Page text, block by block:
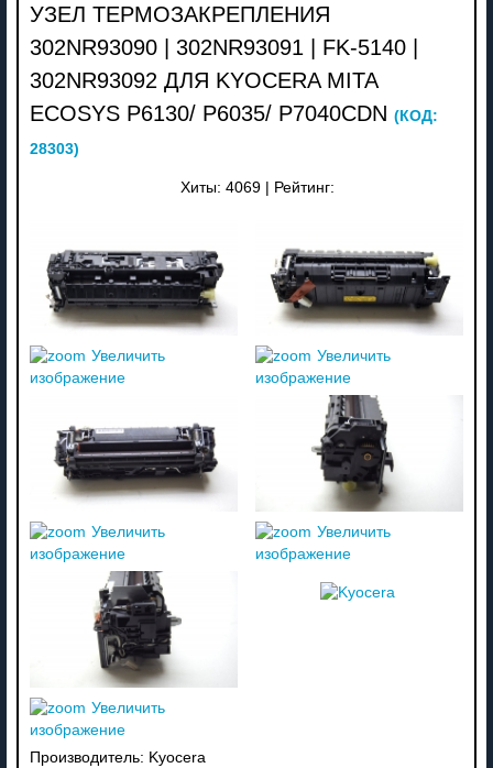
УЗЕЛ ТЕРМОЗАКРЕПЛЕНИЯ
302NR93090 | 302NR93091 | FK-5140 |
302NR93092 ДЛЯ KYOCERA MITA
ECOSYS P6130/ P6035/ P7040CDN (КОД:
28303)
Хиты: 4069 Рейтинг:
Увеличить
изображение
Увеличить
изображение
Увеличить
изображение
Увеличить
изображение
Увеличить
изображение
Производитель: Kyocera